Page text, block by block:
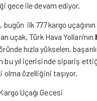
gece ile devam ediyor.
, bugün ilk 777 kargo
uçak, Türk Hava Yolları’nın
hızla yükselen,
bu yıl içerisinde sipariş
olma özelliğini taşıyor.
Uçağı Gecesi